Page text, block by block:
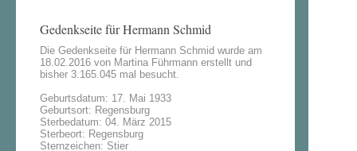
Gedenkseite für Hermann Schmid
Die Gedenkseite für Hermann Schmid wurde am
18.02.2016 von Martina Führmann erstellt und
bisher 3.165.045 mal besucht.
Geburtsdatum: 17. Mai 1933
Geburtsort: Regensburg
Sterbedatum: 04. März 2015
Sterbeort: Regensburg
Sternzeichen: Stier